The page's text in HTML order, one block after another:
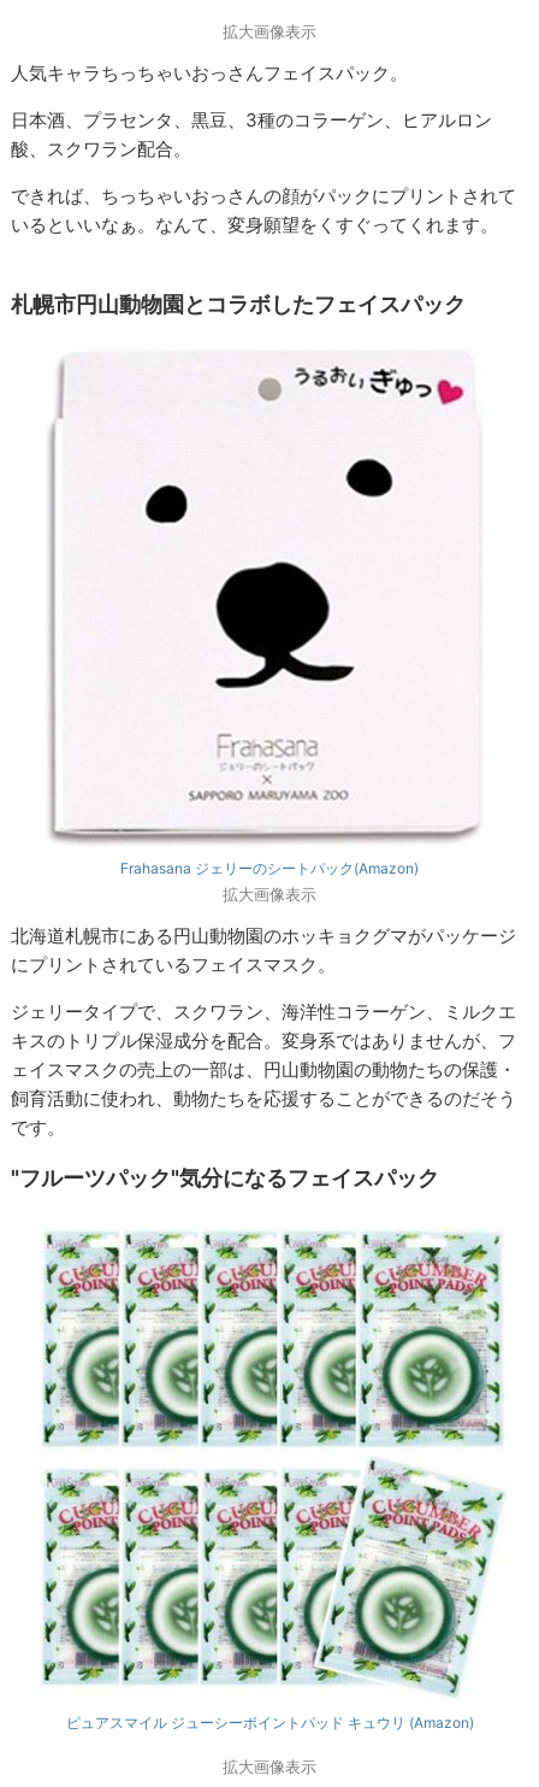
拡大画像表示
人気キャラちっちゃいおっさんフェイスパック。
日本酒、プラセンタ、黒豆、3種のコラーゲン、ヒアルロン
酸、スクワラン配合。
できれば、ちっちゃいおっさんの顔がパックにプリントされて
いるといいなぁ。なんて、変身願望をくすぐってくれます。
札幌市円山動物園とコラボしたフェイスパック
Frahasana ジェリーのシートパック(Amazon)
拡大画像表示
北海道札幌市にある円山動物園のホッキョクグマがパッケージ
にプリントされているフェイスマスク。
ジェリータイプで、スクワラン、海洋性コラーゲン、ミルクエ
キスのトリプル保湿成分を配合。変身系ではありませんが、フ
ェイスマスクの売上の一部は、円山動物園の動物たちの保護・
飼育活動に使われ、動物たちを応援することができるのだそう
です。
"フルーツパック"気分になるフェイスパック
ピュアスマイル ジューシーポイントパッド キュウリ (Amazon)
拡大画像表示